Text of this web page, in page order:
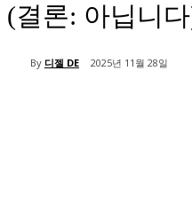
(결론: 아닙니
By 디젤 DE 2025년 11월 28일